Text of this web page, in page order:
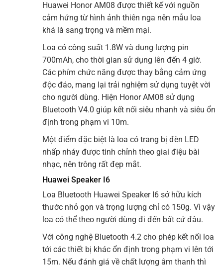
Huawei Honor AM08 được thiết kế với nguồn
cảm hứng từ hình ảnh thiên nga nên mẫu loa
khá là sang trọng và mềm mại.
Loa có công suất 1.8W và dung lượng pin
700mAh, cho thời gian sử dụng lên đến 4 giờ.
Các phím chức năng được thay bằng cảm ứng
độc đáo, mang lại trải nghiệm sử dụng tuyệt vời
cho người dùng. Hiện Honor AM08 sử dụng
Bluetooth V4.0 giúp kết nối siêu nhanh và siêu ổn
định trong phạm vi 10m.
Một điểm đặc biệt là loa có trang bị đèn LED
nhấp nháy được tinh chỉnh theo giai điệu bài
nhạc, nên trông rất đẹp mắt.
Huawei Speaker I6
Loa Bluetooth Huawei Speaker I6 sở hữu kích
thước nhỏ gọn và trọng lượng chỉ có 150g. Vì vậy
loa có thể theo người dùng đi đến bất cứ đâu.
Với công nghệ Bluetooth 4.2 cho phép kết nối loa
tới các thiết bị khác ổn định trong phạm vi lên tới
15m. Nếu đánh giá về chất lượng âm thanh thì